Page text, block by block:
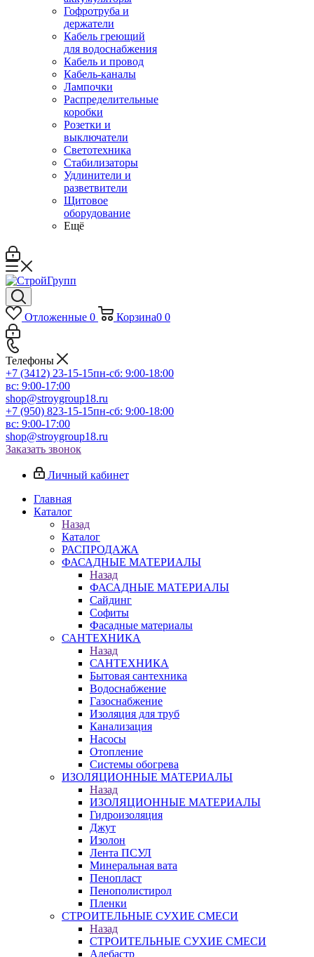
Гофротруба и
держатели
Кабель греющий
для водоснабжения
Кабель и провод
Кабель-каналы
Лампочки
Распределительные
коробки
Розетки и
выключатели
Светотехника
Стабилизаторы
Удлинители и
разветвители
Щитовое
оборудование
Ещё
Отложенные 0 Корзина0 0
Телефоны
+7 (3412) 23-15-15пн-сб: 9:00-18:00
вс: 9:00-17:00
shop@stroygroup18.ru
+7 (950) 823-15-15пн-сб: 9:00-18:00
вс: 9:00-17:00
shop@stroygroup18.ru
Заказать звонок
Личный кабинет
Главная
Каталог
Назад
Каталог
РАСПРОДАЖА
ФАСАДНЫЕ МАТЕРИАЛЫ
Назад
ФАСАДНЫЕ МАТЕРИАЛЫ
Сайдинг
Софиты
Фасадные материалы
САНТЕХНИКА
Назад
САНТЕХНИКА
Бытовая сантехника
Водоснабжение
Газоснабжение
Изоляция для труб
Канализация
Насосы
Отопление
Системы обогрева
ИЗОЛЯЦИОННЫЕ МАТЕРИАЛЫ
Назад
ИЗОЛЯЦИОННЫЕ МАТЕРИАЛЫ
Гидроизоляция
Джут
Изолон
Лента ПСУЛ
Минеральная вата
Пенопласт
Пенополистирол
Пленки
СТРОИТЕЛЬНЫЕ СУХИЕ СМЕСИ
Назад
СТРОИТЕЛЬНЫЕ СУХИЕ СМЕСИ
Алебастр